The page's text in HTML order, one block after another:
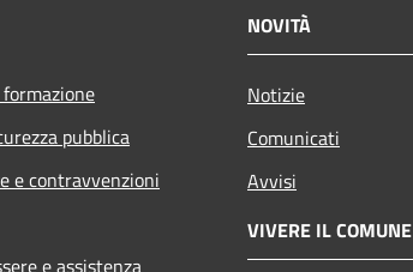
pubblica
e contravvenzioni
e assistenza
NOVITÀ
Notizie
Comunicati
Avvisi
VIVERE IL COMUNE